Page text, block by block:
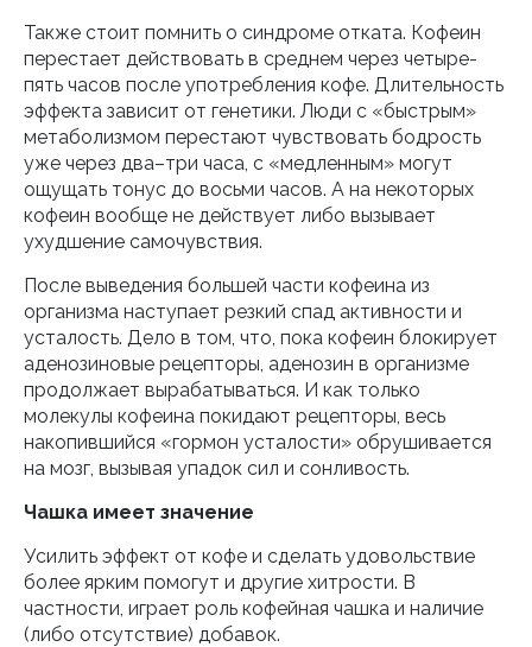
Также стоит помнить о синдроме отката. Кофеин
перестает действовать в среднем через четыре-
пять часов после употребления кофе. Длительность
эффекта зависит от генетики. Люди с «быстрым»
метаболизмом перестают чувствовать бодрость
уже через два–три часа, с «медленным» могут
ощущать тонус до восьми часов. А на некоторых
кофеин вообще не действует либо вызывает
ухудшение самочувствия.
После выведения большей части кофеина из
организма наступает резкий спад активности и
усталость. Дело в том, что, пока кофеин блокирует
аденозиновые рецепторы, аденозин в организме
продолжает вырабатываться. И как только
молекулы кофеина покидают рецепторы, весь
накопившийся «гормон усталости» обрушивается
на мозг, вызывая упадок сил и сонливость.
Чашка имеет значение
Усилить эффект от кофе и сделать удовольствие
более ярким помогут и другие хитрости. В
частности, играет роль кофейная чашка и наличие
(либо отсутствие) добавок.